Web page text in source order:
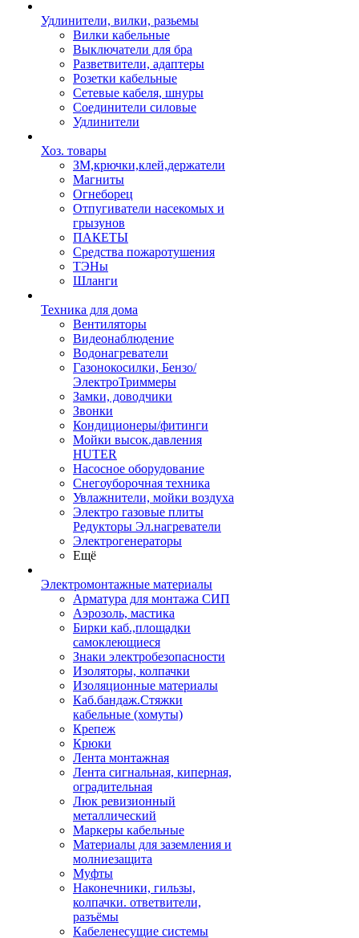
Удлинители, вилки, разьемы
Вилки кабельные
Выключатели для бра
Разветвители, адаптеры
Розетки кабельные
Сетевые кабеля, шнуры
Соединители силовые
Удлинители
Хоз. товары
ЗМ,крючки,клей,держатели
Магниты
Огнеборец
Отпугиватели насекомых и
грызунов
ПАКЕТЫ
Средства пожаротушения
ТЭНы
Шланги
Техника для дома
Вентиляторы
Видеонаблюдение
Водонагреватели
Газонокосилки, Бензо/
ЭлектроТриммеры
Замки, доводчики
Звонки
Кондиционеры/фитинги
Мойки высок.давления
HUTER
Насосное оборудование
Снегоуборочная техника
Увлажнители, мойки воздуха
Электро газовые плиты
Редукторы Эл.нагреватели
Электрогенераторы
Ещё
Электромонтажные материалы
Арматура для монтажа СИП
Аэрозоль, мастика
Бирки каб.,площадки
самоклеющиеся
Знаки электробезопасности
Изоляторы, колпачки
Изоляционные материалы
Каб.бандаж.Стяжки
кабельные (хомуты)
Крепеж
Крюки
Лента монтажная
Лента сигнальная, киперная,
оградительная
Люк ревизионный
металлический
Маркеры кабельные
Материалы для заземления и
молниезащита
Муфты
Наконечники, гильзы,
колпачки. ответвители,
разъёмы
Кабеленесущие системы